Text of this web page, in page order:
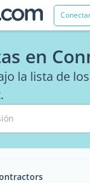
en
la lista de